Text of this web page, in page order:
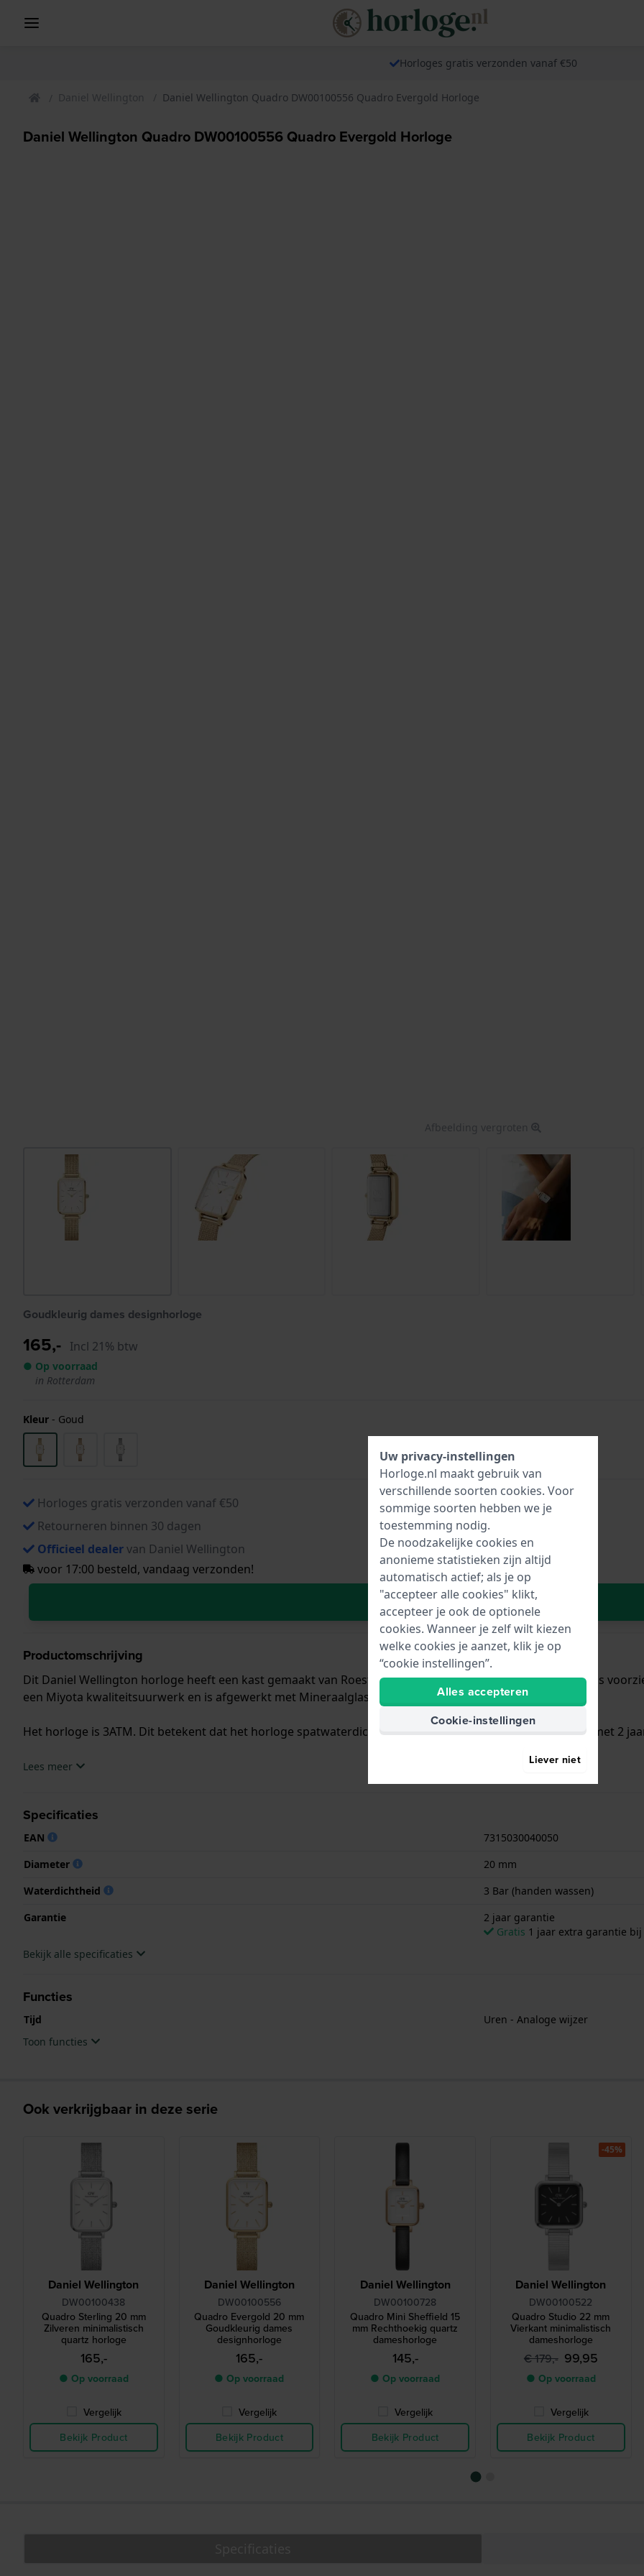
Horloges gratis verzonden vanaf €50
Daniel Wellington Daniel Wellington Quadro DW00100556 Quadro Evergold Horloge
Daniel Wellington Quadro DW00100556 Quadro Evergold Horloge
Afbeelding vergroten
Goudkleurig dames designhorloge
165,- Incl 21% btw
● Op voorraad
in Rotterdam
Kleur - Goud
Horloges gratis verzonden vanaf €50
Retourneren binnen 30 dagen
Officieel dealervan Daniel Wellington
voor 17:00 besteld, vandaag verzonden!
In Winkelwagen
Productomschrijving
Dit Daniel Wellington horloge heeft een kast gemaakt van Roestvrijstaal met een diameter van 20 mm en is
een Miyota kwaliteitsuurwerk en is afgewerkt met Mineraalglas.
Het horloge is 3ATM. Dit betekent dat het horloge spatwaterdicht is.. Verder wordt het horloge geleverd met 2
.Lees meer
Specificaties
EAN
7315030040050
Diameter
20 mm
Waterdichtheid
3 Bar (handen wassen)
Garantie
2 jaar garantie
Gratis 1 jaar extra garantie
Bekijk alle specificaties
Functies
Tijd
Uren - Analoge wijzer
Toon functies
Ook verkrijgbaar in deze serie
Daniel Wellington
DW00100438
Quadro Sterling 20 mm
Zilveren minimalistisch
quartz horloge
165,-
● Op voorraad
Vergelijk
Bekijk Product
Daniel Wellington
DW00100556
Quadro Evergold 20 mm
Goudkleurig dames
designhorloge
165,-
● Op voorraad
Vergelijk
Bekijk Product
Daniel Wellington
DW00100728
Quadro Mini Sheffield 15
mm Rechthoekig quartz
dameshorloge
145,-
● Op voorraad
Vergelijk
Bekijk Product
Daniel Wellington
DW00100522
Quadro Studio 22 mm
Vierkant minimalistisch
dameshorloge
€ 179,- 99,95
● Op voorraad
Vergelijk
Bekijk Product
-45%
Uw privacy-instellingen
Horloge.nl maakt gebruik van
verschillende soorten cookies. Voor
sommige soorten hebben we je
toestemming nodig.
De noodzakelijke cookies en
anonieme statistieken zijn altijd
automatisch actief; als je op
"accepteer alle cookies" klikt,
accepteer je ook de optionele
cookies. Wanneer je zelf wilt kiezen
welke cookies je aanzet, klik je op
“cookie instellingen”.
Alles accepteren
Cookie-instellingen
Liever niet